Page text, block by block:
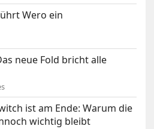
Wero ein
neue Fold bricht alle
ist am Ende: Warum die
wichtig bleibt